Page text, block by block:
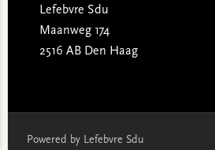
Lefebvre Sdu
Maanweg 174
2516 AB Den Haag
Powered by Lefebvre Sdu